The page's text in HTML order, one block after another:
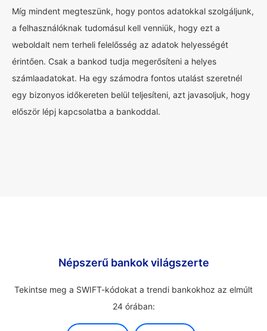
Míg mindent megteszünk, hogy pontos adatokkal szolgáljunk,
a felhasználóknak tudomásul kell venniük, hogy ezt a
weboldalt nem terheli felelősség az adatok helyességét
érintően. Csak a bankod tudja megerősíteni a helyes
számlaadatokat. Ha egy számodra fontos utalást szeretnél
egy bizonyos időkereten belül teljesíteni, azt javasoljuk, hogy
először lépj kapcsolatba a bankoddal.
Népszerű bankok világszerte
Tekintse meg a SWIFT-kódokat a trendi bankokhoz az elmúlt
24 órában: